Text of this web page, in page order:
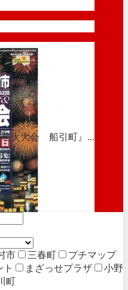
花火大会 船引町』...
市 三春町
プチマップ
ト まざっせプラザ
小野
町